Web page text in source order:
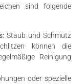
sind folgende
Staub und Schmutz
können die
Reinigung
oder spezielle